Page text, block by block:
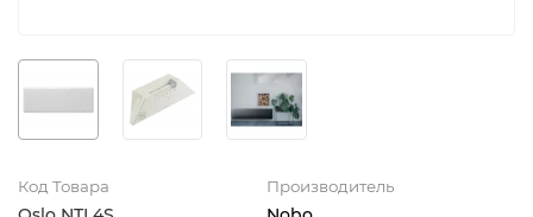
Код Товара Производитель